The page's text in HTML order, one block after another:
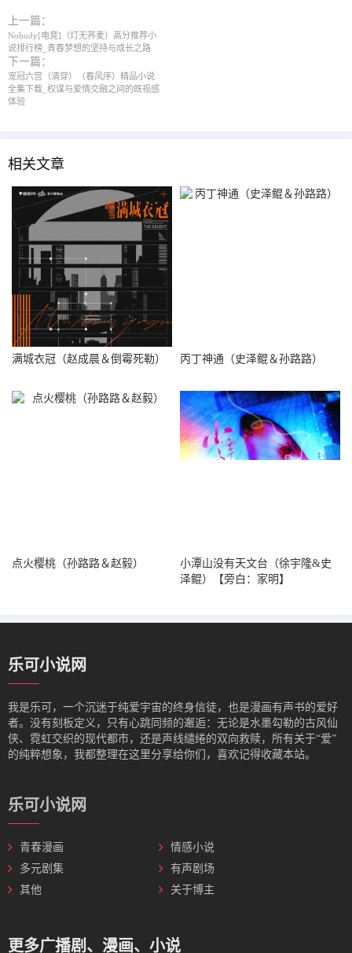
上一篇：
Nobody[电竞]（灯无荞麦）高分推荐小
说排行榜_青春梦想的坚持与成长之路
下一篇：
宠冠六宫（清穿）（春风序）精品小说
全集下载_权谋与爱情交融之间的既视感
体验
相关文章
满城衣冠（赵成晨＆倒霉死勒） 丙丁神通（史泽鲲＆孙路路）
点火樱桃（孙路路＆赵毅）
小潭山没有天文台（徐宇隆&史
泽鲲）【旁白：家明】
乐可小说网
我是‌乐可，一个沉迷于纯爱宇宙的终身信徒，也是漫画有声书的爱好
者。没有刻板定义，只有心跳同频的邂逅：无论是水墨勾勒的古风仙
侠、霓虹交织的现代都市，还是声线缱绻的双向救赎，所有关于“爱”
的纯粹想象，我都整理在这里分享给你们，喜欢记得收藏本站。
乐可小说网
青春漫画
情感小说
多元剧集
有声剧场
其他
关于博主
更多广播剧、漫画、小说